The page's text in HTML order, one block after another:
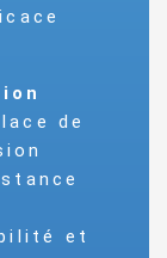
de
et